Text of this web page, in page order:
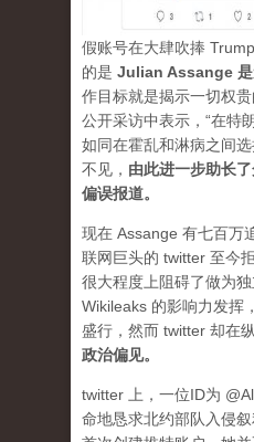
假账号在大肆吹捧
的是 Julian Assange 是
作目标就是揭示一切权
公开采访中表示，“在特
如同在霍乱和淋病之间
不见， 由此进一步助长
偏误报道。
现在 Assange 有七百万
联网巨头的 twitter 至今
很大程度上阻碍了做为
Wikileaks 的影响力发挥
盛行，然而 twitter 却在
政治偏见。
twitter 上，一位ID为
命地恳求北约部队入侵